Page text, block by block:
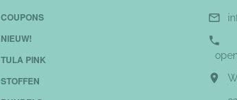
COUPONS
NIEUW!
TULA PINK
STOFFEN


